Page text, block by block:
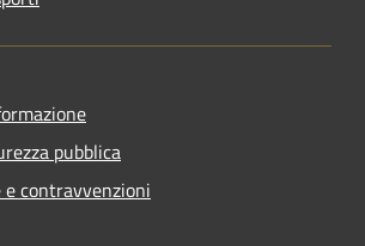
pubblica
contravvenzioni